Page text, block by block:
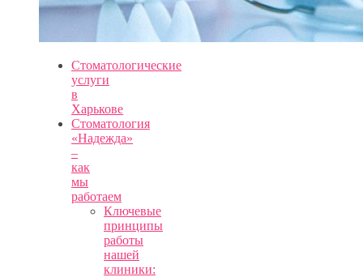
Стоматологические
услуги
в
Харькове
Стоматология
«Надежда»
–
как
мы
работаем
Ключевые
принципы
работы
нашей
клиники: